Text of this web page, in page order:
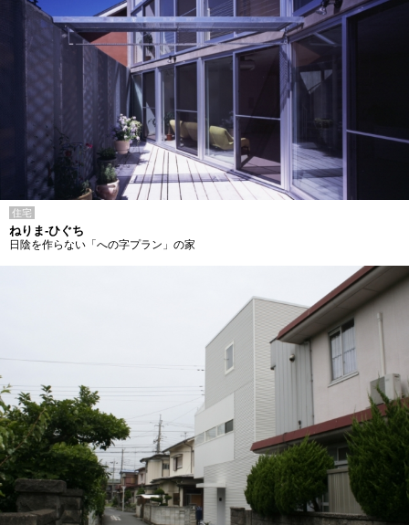
住宅
ねりま-ひぐち
日陰を作らない「への字プラン」の家